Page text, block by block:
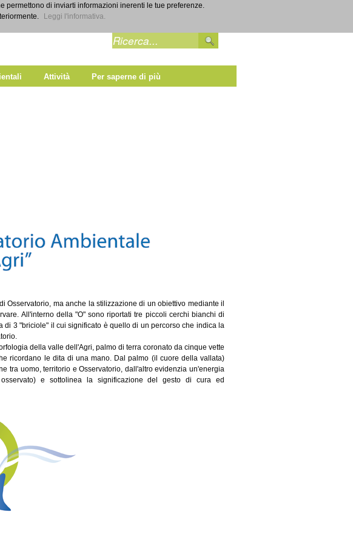
Attività Per saperne di più
Osservatorio, ma anche la stilizzazione di un obiettivo mediante il
All'interno della "O" sono riportati tre piccoli cerchi bianchi di
3 "briciole" il cui significato è quello di un percorso che indica la
della valle dell'Agri, palmo di terra coronato da cinque vette
ricordano le dita di una mano. Dal palmo (il cuore della vallata)
tra uomo, territorio e Osservatorio, dall'altro evidenzia un'energia
e sottolinea la significazione del gesto di cura ed
permettono di inviarti informazioni inerenti le tue preferenze.
Leggi l'informativa.